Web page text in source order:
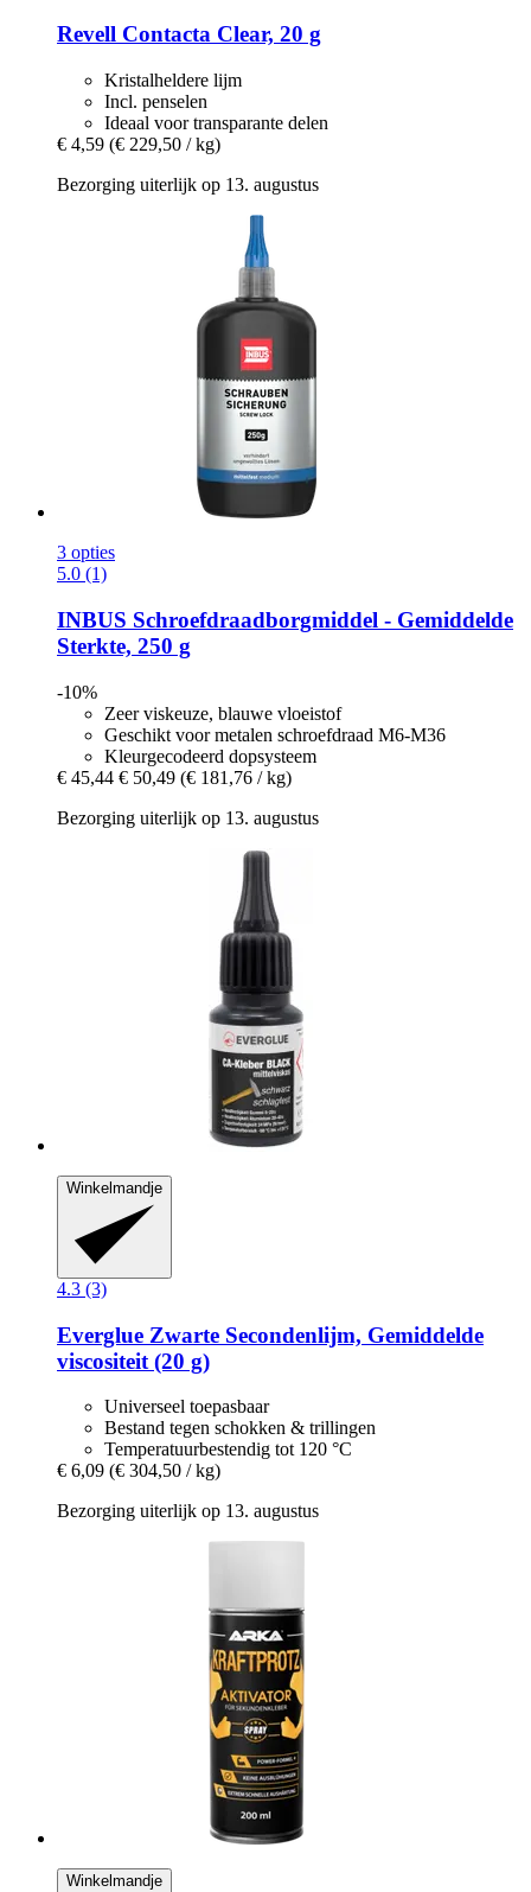
Revell Contacta Clear, 20 g
Kristalheldere lijm
Incl. penselen
Ideaal voor transparante delen
€ 4,59 (€ 229,50 / kg)
Bezorging uiterlijk op 13. augustus
3 opties
5.0 (1)
INBUS Schroefdraadborgmiddel -​ Gemiddelde
Sterkte, 250 g
-10%
Zeer viskeuze, blauwe vloeistof
Geschikt voor metalen schroefdraad M6-M36
Kleurgecodeerd dopsysteem
€ 45,44 € 50,49 (€ 181,76 / kg)
Bezorging uiterlijk op 13. augustus
Winkelmandje
4.3 (3)
Everglue Zwarte Secondenlijm, Gemiddelde
viscositeit (20 g)
Universeel toepasbaar
Bestand tegen schokken & trillingen
Temperatuurbestendig tot 120 °C
€ 6,09 (€ 304,50 / kg)
Bezorging uiterlijk op 13. augustus
Winkelmandje